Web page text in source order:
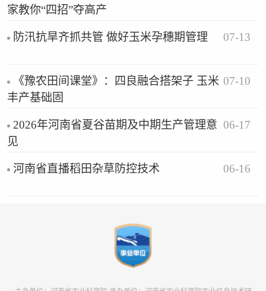
家教你“四招”夺高产
防汛抗旱齐抓共管 做好玉米孕穗期管理 07-13
《豫农田间课堂》：四良融合搭架子 玉米
丰产基础固
07-10
2026年河南省夏谷苗期及中期生产管理意
见
06-17
河南省直播稻田杂草防控技术 06-16